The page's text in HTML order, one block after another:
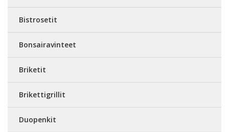
Bistrosetit
Bonsairavinteet
Briketit
Brikettigrillit
Duopenkit